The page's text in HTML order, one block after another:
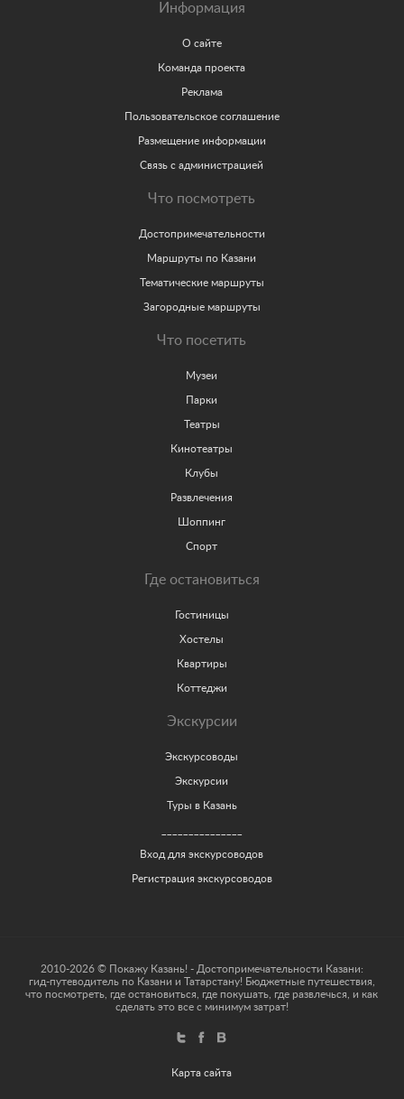
Информация
О сайте
Команда проекта
Реклама
Пользовательское соглашение
Размещение информации
Связь с администрацией
Что посмотреть
Достопримечательности
Маршруты по Казани
Тематические маршруты
Загородные маршруты
Что посетить
Музеи
Парки
Театры
Кинотеатры
Клубы
Развлечения
Шоппинг
Спорт
Где остановиться
Гостиницы
Хостелы
Квартиры
Коттеджи
Экскурсии
Экскурсоводы
Экскурсии
Туры в Казань
Вход для экскурсоводов
Регистрация экскурсоводов
2010-2026 © Покажу Казань! - Достопримечательности Казани:
гид-путеводитель по Казани и Татарстану! Бюджетные путешествия,
что посмотреть, где остановиться, где покушать, где развлечься, и как
сделать это все с минимум затрат!
Карта сайта